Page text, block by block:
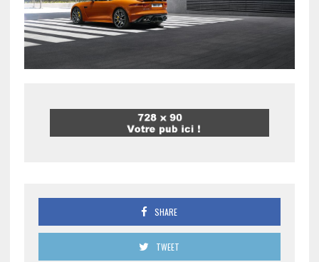
SHARE
TWEET